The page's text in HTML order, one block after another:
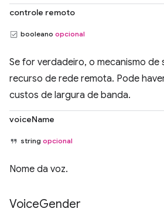
controle remoto
booleano opcional
Se for verdadeiro, o mecanismo de
recurso de rede remota. Pode
custos de largura de banda.
voiceName
string opcional
Nome da voz.
VoiceGender